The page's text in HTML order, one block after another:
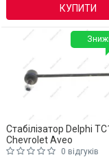
КУПИТИ
Стабілізатор Delphi
Chevrolet Aveo
0 відгуків